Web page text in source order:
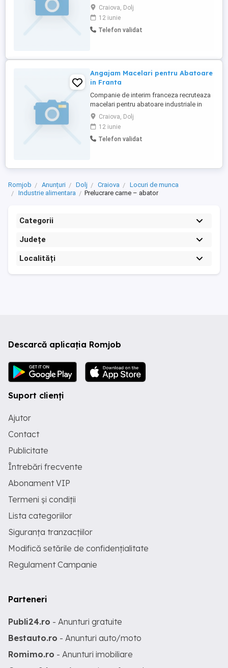
IN FRANTA : PVLH = fabricarea batoanelor
de salam uscat = respectarea ritmului liniei
+ greutatea barei aproximativ 5 kg ieșire
malaxor : umplerea cărucioarelor bacurilor
Craiova, Dolj
12 iunie
Telefon validat
Angajam Macelari pentru Abatoare
in Franta
Companie de interim franceza recruteaza
macelari pentru abatoare industriale in
Franta. Se cere: -experienta in macelarie(
vita porc) -seriozitate si profesionalism -
disponibilitate pentru munca in strainatate
Oferim: -contract legal in Franta, pe termen
Craiova, Dolj
12 iunie
Telefon validat
Romjob Anunțuri Dolj Craiova
Locuri de munca
Industrie alimentara
Prelucrare carne – abator
Categorii
Județe
Localități
Descarcă aplicația Romjob
Suport clienți
Ajutor
Contact
Publicitate
Întrebări frecvente
Abonament VIP
Termeni și condiții
Lista categoriilor
Siguranța tranzacțiilor
Modifică setările de confidențialitate
Regulament Campanie
Parteneri
Publi24.ro - Anunturi gratuite
Bestauto.ro - Anunturi auto/moto
Romimo.ro - Anunturi imobiliare